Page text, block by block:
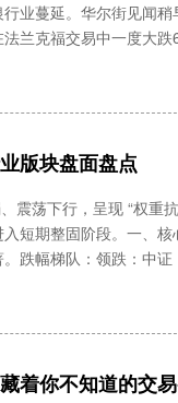
业蔓延。华尔街见闻
兰克福交易中一度大
版块盘面盘点
震荡下行，呈现 “权重
短期整固阶段。一、
跌幅梯队：领跌：中
着你不知道的交